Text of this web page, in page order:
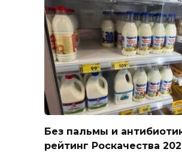
Без пальмы и
рейтинг Роскачества